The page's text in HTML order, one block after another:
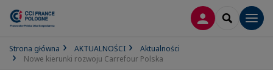
LOGOWANIE
SEARCH
Strona główna AKTUALNOŚCI
Aktualności
Nowe kierunki rozwoju Carrefour Polska